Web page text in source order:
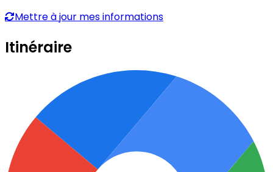
Mettre à jour mes informations
Itinéraire